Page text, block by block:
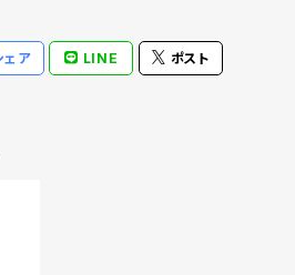
ェア LINE ポスト